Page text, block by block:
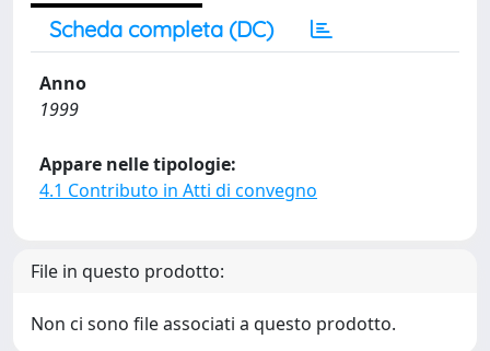
Scheda completa (DC)
Anno
1999
Appare nelle tipologie:
4.1 Contributo in Atti di convegno
File in questo prodotto:
Non ci sono file associati a questo prodotto.